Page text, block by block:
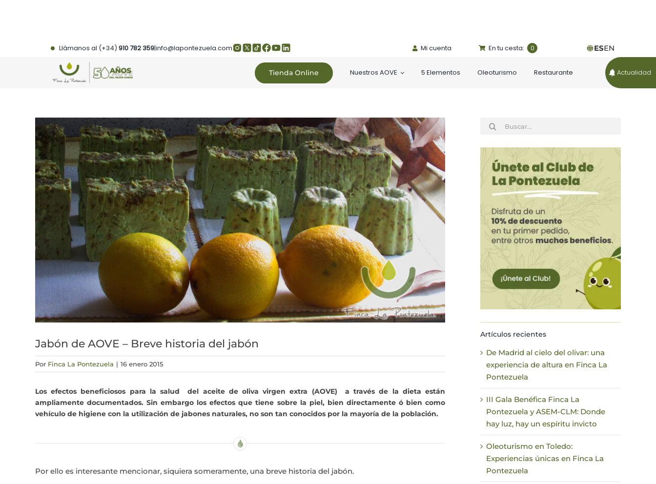
Llámanos al (+34) 910 782 359|info@lapontezuela.com Mi cuenta En tu cesta: 0 ESEN
Tienda Online Nuestros AOVE 5 Elementos Oleoturismo Restaurante Actualidad
Jabón de AOVE – Breve historia del jabón
Por Finca La Pontezuela | 16 enero 2015
Los efectos beneficiosos para la salud del aceite de oliva virgen extra (AOVE) a través de la dieta están
ampliamente documentados. Sin embargo los efectos que tiene sobre la piel, bien directamente ó bien como
vehículo de higiene con la utilización de jabones naturales, no son tan conocidos por la mayoría de la población.
Por ello es interesante mencionar, siquiera someramente, una breve historia del jabón.
Buscar:
Artículos recientes
De Madrid al cielo del olivar: una
experiencia de altura en Finca La
Pontezuela
III Gala Benéfica Finca La
Pontezuela y ASEM-CLM: Donde
hay luz, hay un espíritu invicto
Oleoturismo en Toledo:
Experiencias únicas en Finca La
Pontezuela